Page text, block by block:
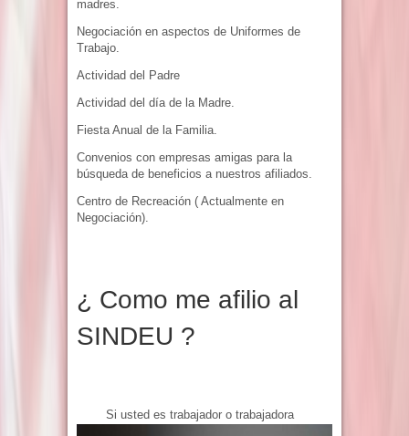
madres.
Negociación en aspectos de Uniformes de
Trabajo.
Actividad del Padre
Actividad del día de la Madre.
Fiesta Anual de la Familia.
Convenios con empresas amigas para la
búsqueda de beneficios a nuestros afiliados.
Centro de Recreación ( Actualmente en
Negociación).
¿ Como me afilio al
SINDEU ?
Si usted es trabajador o trabajadora